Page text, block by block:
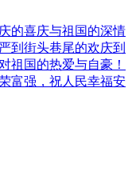
的喜庆与祖国的深情
到街头巷尾的欢庆到
祖国的热爱与自豪！
富强，祝人民幸福安